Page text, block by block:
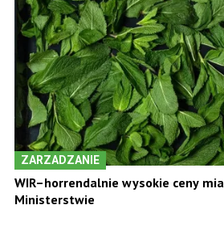
ZARZADZANIE
WIR–horrendalnie wysokie ceny
Ministerstwie